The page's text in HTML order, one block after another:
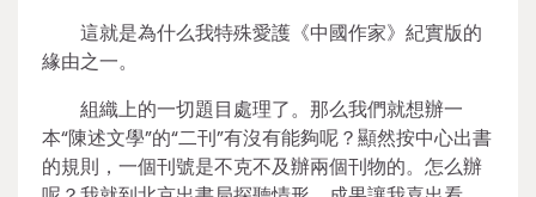
這就是為什么我特殊愛護《中國作家》紀實版的
緣由之一。
組織上的一切題目處理了。那么我們就想辦一
本“陳述文學”的“二刊”有沒有能夠呢？顯然按中心出書
的規則，一個刊號是不克不及辦兩個刊物的。怎么辦